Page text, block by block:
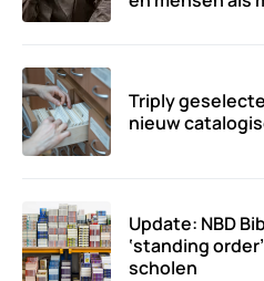
Triply
nieuw
Update: NBD
‘standing
scholen